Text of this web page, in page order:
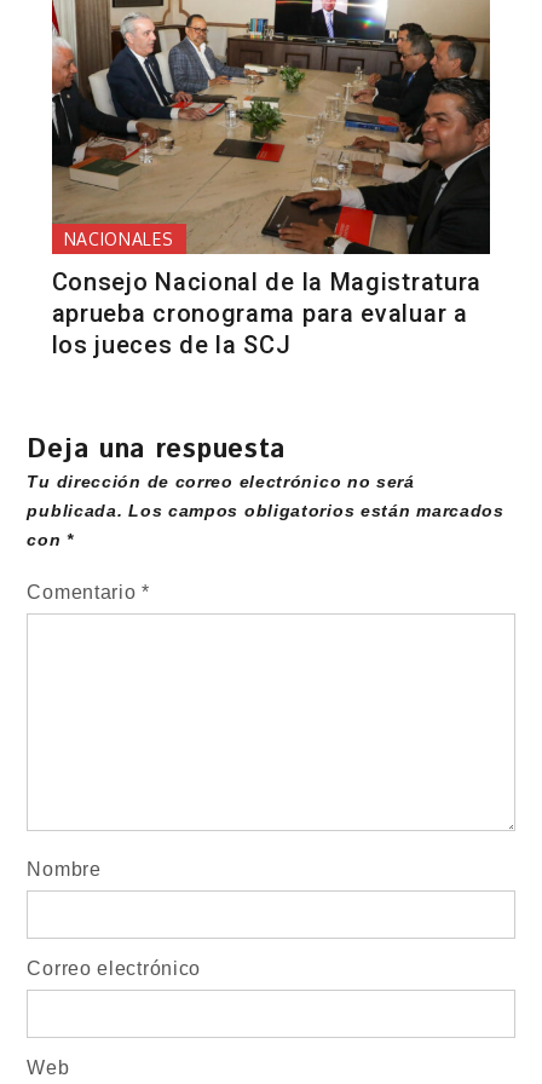
NACIONALES
Consejo Nacional de la Magistratura
aprueba cronograma para evaluar a
los jueces de la SCJ
Deja una respuesta
Tu dirección de correo electrónico no será
publicada. Los campos obligatorios están marcados
con*
Comentario*
Nombre
Correo electrónico
Web